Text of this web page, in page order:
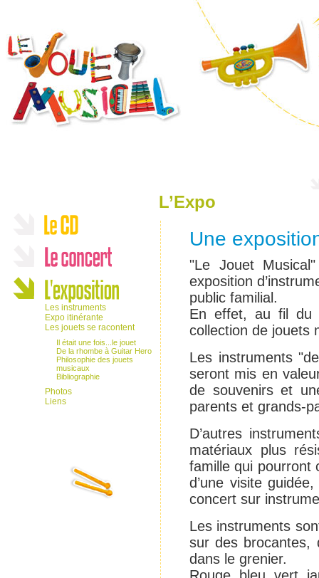
Les instruments
Expo itinérante
Les jouets se racontent
Il était une fois...le jouet
De la rhombe à Guitar Hero
Philosophie des jouets
musicaux
Bibliographie
Photos
Liens
L’Expo
Une
"Le Jouet
exposition
public familial.
En effet, au fil du
collection de jouets
Les instruments
seront mis en
de souvenirs et
parents et grands-
D’autres
matériaux plus
famille qui pourront
d’une visite
concert sur
Les instruments
sur des brocantes,
dans le grenier.